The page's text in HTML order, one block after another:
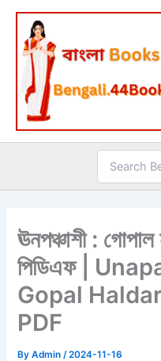
Skip
content
Search
for:
ঊনপঞ্চাশী : গোপাল
পিডিএফ |
Gopal
PDF
ByAdmin/2024-11-16